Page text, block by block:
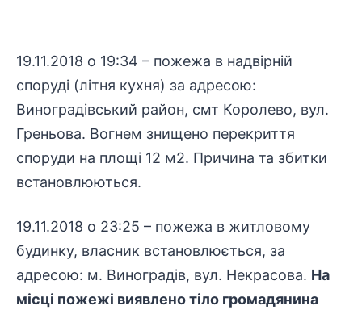
19.11.2018 о 19:34 – пожежа в надвірній
споруді (літня кухня) за адресою:
Виноградівський район, смт Королево, вул.
Греньова. Вогнем знищено перекриття
споруди на площі 12 м2. Причина та збитки
встановлюються.
19.11.2018 о 23:25 – пожежа в житловому
будинку, власник встановлюється, за
адресою: м. Виноградів, вул. Некрасова. На
місці пожежі виявлено тіло громадянина